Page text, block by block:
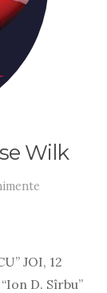
Wilk
JOI, 12
D. Sîrbu”